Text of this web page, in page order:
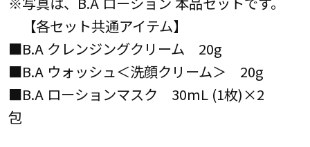
【各セット共通アイテム】
■B.A クレンジングクリーム 20g
■B.A ウォッシュ＜洗顔クリーム＞ 20g
■B.A ローションマスク 30mL (1枚)×2
包